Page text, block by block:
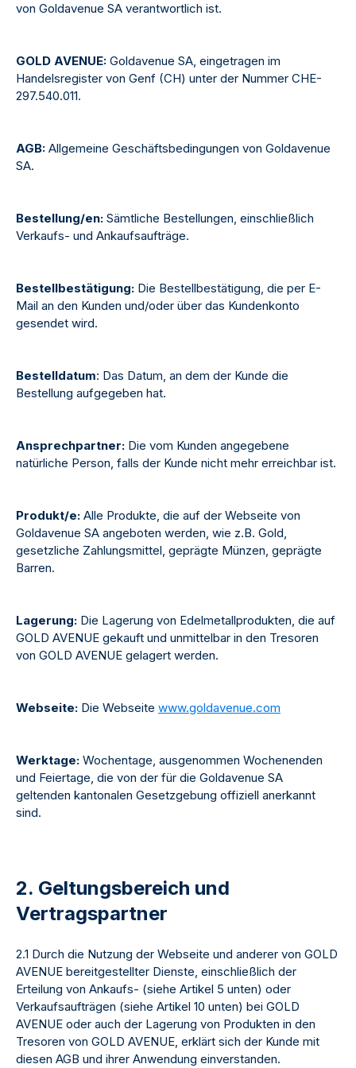
von Goldavenue SA verantwortlich ist.
GOLD AVENUE: Goldavenue SA, eingetragen im
Handelsregister von Genf (CH) unter der Nummer CHE-
297.540.011.
AGB: Allgemeine Geschäftsbedingungen von Goldavenue
SA.
Bestellung/en: Sämtliche Bestellungen, einschließlich
Verkaufs- und Ankaufsaufträge.
Bestellbestätigung: Die Bestellbestätigung, die per E-
Mail an den Kunden und/oder über das Kundenkonto
gesendet wird.
Bestelldatum: Das Datum, an dem der Kunde die
Bestellung aufgegeben hat.
Ansprechpartner: Die vom Kunden angegebene
natürliche Person, falls der Kunde nicht mehr erreichbar ist.
Produkt/e: Alle Produkte, die auf der Webseite von
Goldavenue SA angeboten werden, wie z.B. Gold,
gesetzliche Zahlungsmittel, geprägte Münzen, geprägte
Barren.
Lagerung: Die Lagerung von Edelmetallprodukten, die auf
GOLD AVENUE gekauft und unmittelbar in den Tresoren
von GOLD AVENUE gelagert werden.
Webseite: Die Webseite www.goldavenue.com
Werktage: Wochentage, ausgenommen Wochenenden
und Feiertage, die von der für die Goldavenue SA
geltenden kantonalen Gesetzgebung offiziell anerkannt
sind.
2. Geltungsbereich und
Vertragspartner
2.1 Durch die Nutzung der Webseite und anderer von GOLD
AVENUE bereitgestellter Dienste, einschließlich der
Erteilung von Ankaufs- (siehe Artikel 5 unten) oder
Verkaufsaufträgen (siehe Artikel 10 unten) bei GOLD
AVENUE oder auch der Lagerung von Produkten in den
Tresoren von GOLD AVENUE, erklärt sich der Kunde mit
diesen AGB und ihrer Anwendung einverstanden.